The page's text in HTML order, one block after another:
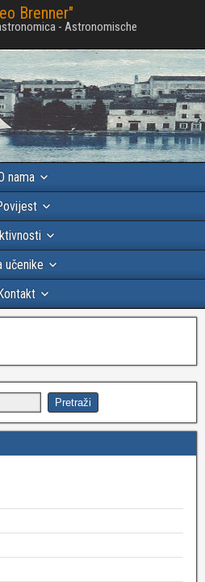
Brenner"
- Astronomische
nama
učenike